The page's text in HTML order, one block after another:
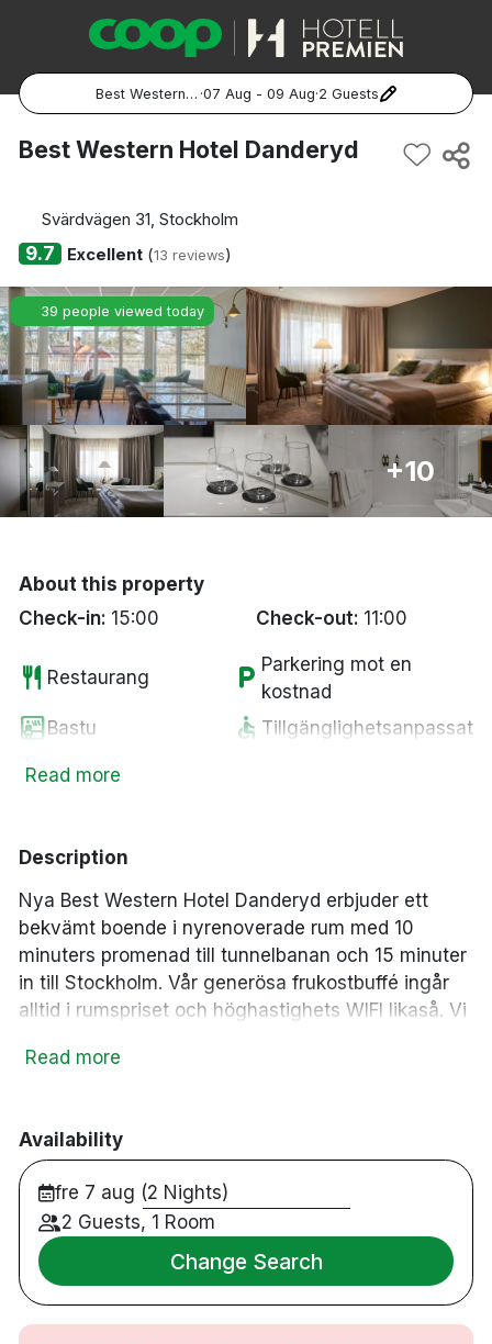
Best Western Hotel Danderyd ·07 Aug - 09 Aug·2 Guests
Popular Destinations:
Göteborg
Malmö
Hela Norge
Oslo
Bergen
Best Western Hotel Danderyd
Svärdvägen 31, Stockholm
9.7 Excellent(13 reviews)
39 people viewed today
+10
About this property
Check-in: 15:00 Check-out: 11:00
restaurant Restaurang local_parking Parkering mot en
kostnad
saunaBastu accessible Tillgänglighetsanpassat
pets Husdjur tillåtna
ac_unit
Read more
Description
Nya Best Western Hotel Danderyd erbjuder ett
bekvämt boende i nyrenoverade rum med 10
minuters promenad till tunnelbanan och 15 minuter
in till Stockholm. Vår generösa frukostbuffé ingår
alltid i rumspriset och höghastighets WIFI likaså. Vi
mindre kostnad.
Frukost
Bar
Restaurang
WIFI
Parkering mot en avgift
Extra säng mot en avgift
Tillgänglighetsanpassat rum
Read more
Availability
fre 7 aug (2 Nights)
2 Guests, 1 Room
Change Search